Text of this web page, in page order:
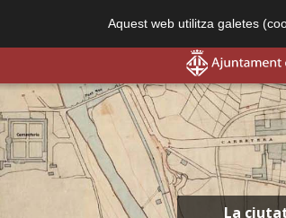
Aquest web utilitza galetes
La